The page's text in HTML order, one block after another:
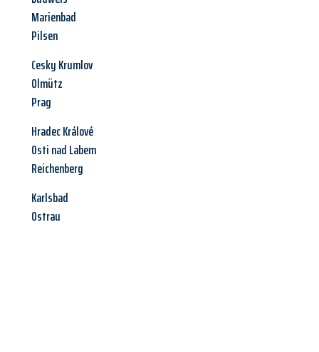
Marienbad
Pilsen
Cesky Krumlov
Olmütz
Prag
Hradec Králové
Osti nad Labem
Reichenberg
Karlsbad
Ostrau